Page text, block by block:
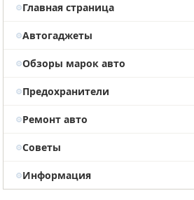
Главная страница
Автогаджеты
Обзоры марок авто
Предохранители
Ремонт авто
Советы
Информация